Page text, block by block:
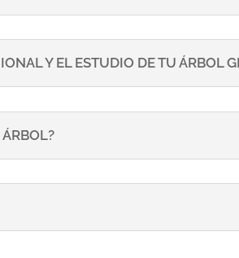
Y EL ESTUDIO DE TU ÁRBOL